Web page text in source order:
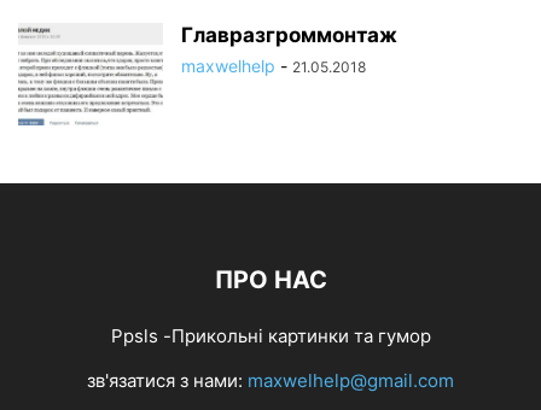
Главразгроммонтаж
maxwelhelp - 21.05.2018
ПРО НАС
Ppsls -Прикольні картинки та гумор
зв'язатися з нами: maxwelhelp@gmail.com